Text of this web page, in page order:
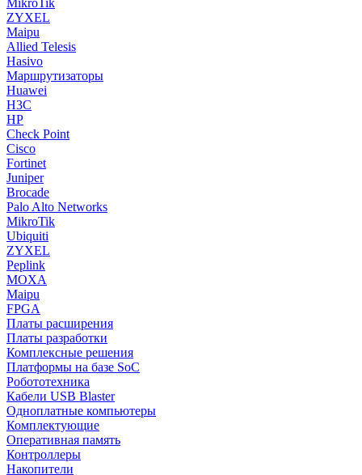
MikroTik
ZYXEL
Maipu
Allied Telesis
Hasivo
Маршрутизаторы
Huawei
H3C
HP
Check Point
Cisco
Fortinet
Juniper
Brocade
Palo Alto Networks
MikroTik
Ubiquiti
ZYXEL
Peplink
MOXA
Maipu
FPGA
Платы расширения
Платы разработки
Комплексные решения
Платформы на базе SoC
Робототехника
Кабели USB Blaster
Одноплатные компьютеры
Комплектующие
Оперативная память
Контроллеры
Накопители